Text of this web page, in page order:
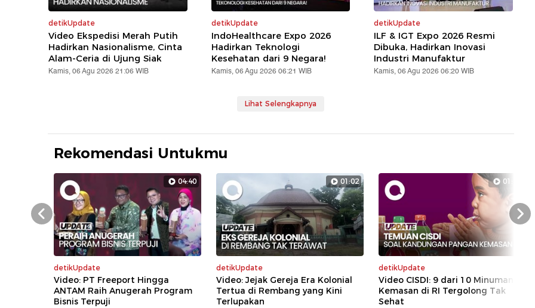
detikUpdate
Video Ekspedisi Merah Putih
Hadirkan Nasionalisme, Cinta
Alam-Ceria di Ujung Siak
Kamis, 06 Agu 2026 21:06 WIB
detikUpdate
IndoHealthcare Expo 2026
Hadirkan Teknologi
Kesehatan dari 9 Negara!
Kamis, 06 Agu 2026 06:21 WIB
detikUpdate
ILF & IGT Expo 2026 Resmi
Dibuka, Hadirkan Inovasi
Industri Manufaktur
Kamis, 06 Agu 2026 06:20 WIB
Lihat Selengkapnya
Rekomendasi Untukmu
04:40
detikUpdate
Video: PT Freeport Hingga
ANTAM Raih Anugerah Program
Bisnis Terpuji
01:02
detikUpdate
Video: Jejak Gereja Era Kolonial
Tertua di Rembang yang Kini
Terlupakan
01:19
detikUpdate
Video CISDI: 9 dari 10 Minuman
Kemasan di RI Tergolong Tak
Sehat
Prev Next